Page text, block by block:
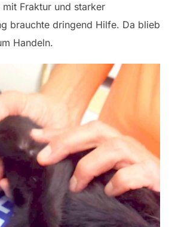
Fraktur und starker
brauchte dringend Hilfe. Da blieb
Handeln.